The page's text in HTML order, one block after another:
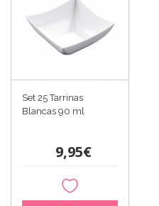
Set 25 Tarrinas
Blancas 90 ml
9,95€